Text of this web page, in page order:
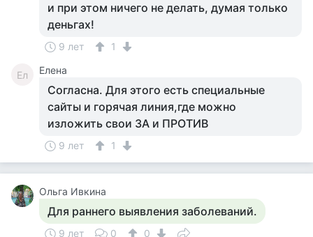
и при этом ничего не делать, думая только
деньгах!
9 лет 1
Ел Елена
Согласна. Для этого есть специальные
сайты и горячая линия,где можно
изложить свои ЗА и ПРОТИВ
9 лет 1
Ольга Ивкина
Для раннего выявления заболеваний.
9 лет 0 0